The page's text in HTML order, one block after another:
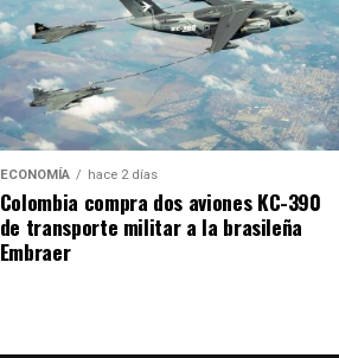
ECONOMÍA hace 2 días
Colombia compra dos aviones KC-390
de transporte militar a la brasileña
Embraer